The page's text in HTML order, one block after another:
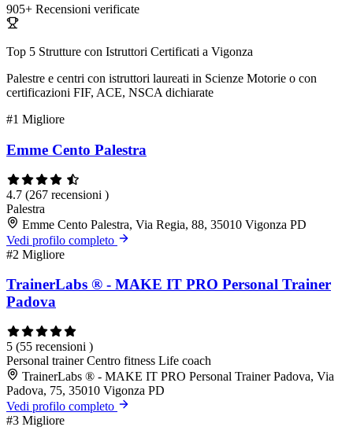
905+ Recensioni verificate
Top 5 Strutture con Istruttori Certificati a Vigonza
Palestre e centri con istruttori laureati in Scienze Motorie o con
certificazioni FIF, ACE, NSCA dichiarate
#1 Migliore
Emme Cento Palestra
4.7 (267 recensioni )
Palestra
Emme Cento Palestra, Via Regia, 88, 35010 Vigonza PD
Vedi profilo completo
#2 Migliore
TrainerLabs ® - MAKE IT PRO Personal Trainer
Padova
5 (55 recensioni )
Personal trainerCentro fitness Life coach
TrainerLabs ® - MAKE IT PRO Personal Trainer Padova, Via
Padova, 75, 35010 Vigonza PD
Vedi profilo completo
#3 Migliore